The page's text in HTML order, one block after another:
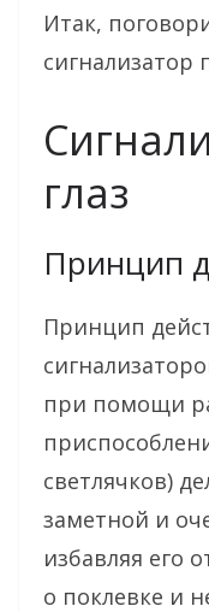
Итак,
сигнализатор
глаз
Принцип
Принцип
при помощи
светлячков)
заметной и
избавляя его
о поклевке и